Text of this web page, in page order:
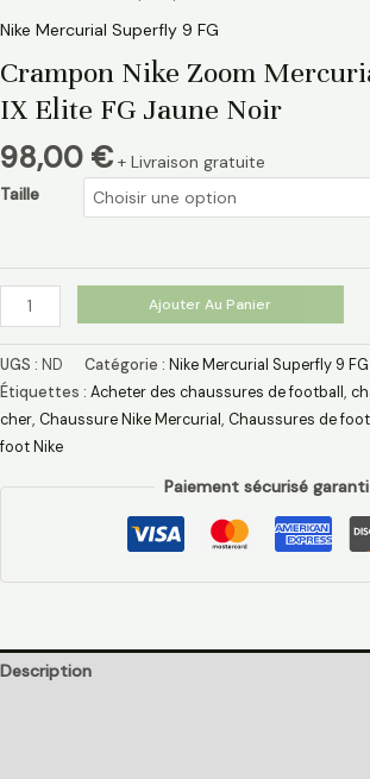
Nike Mercurial Superfly 9 FG
Crampon Nike Zoom
IX Elite FG Jaune Noir
98,00 € + Livraison gratuite
Taille
Ajouter Au Panier
UGS : ND Catégorie : Nike Mercurial Superfly 9 FG
Étiquettes : Acheter des chaussures de football ,
cher​, Chaussure Nike Mercurial​ , Chaussures de foot
foot Nike
Paiement sécurisé garanti
Description